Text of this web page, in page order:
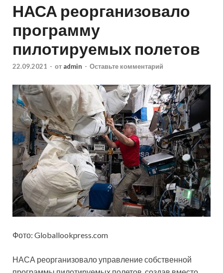
НАСА реорганизовало
программу
пилотируемых полетов
22.09.2021 - от admin - Оставьте комментарий
Фото: Globallookpress.com
НАСА реорганизовало управление собственной